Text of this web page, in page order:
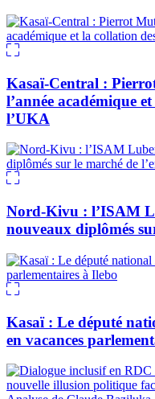
Kasaï-Central :
l’année académique
l’UKA
Nord-Kivu : l’ISAM
nouveaux diplômés
Kasaï : Le député
en vacances